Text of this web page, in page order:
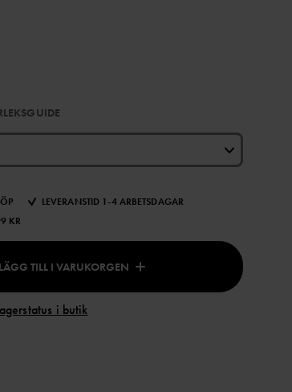
LEVERANSTID 1-4 ARBETSDAGAR
KR
LÄGG TILL I VARUKORGEN
i butik